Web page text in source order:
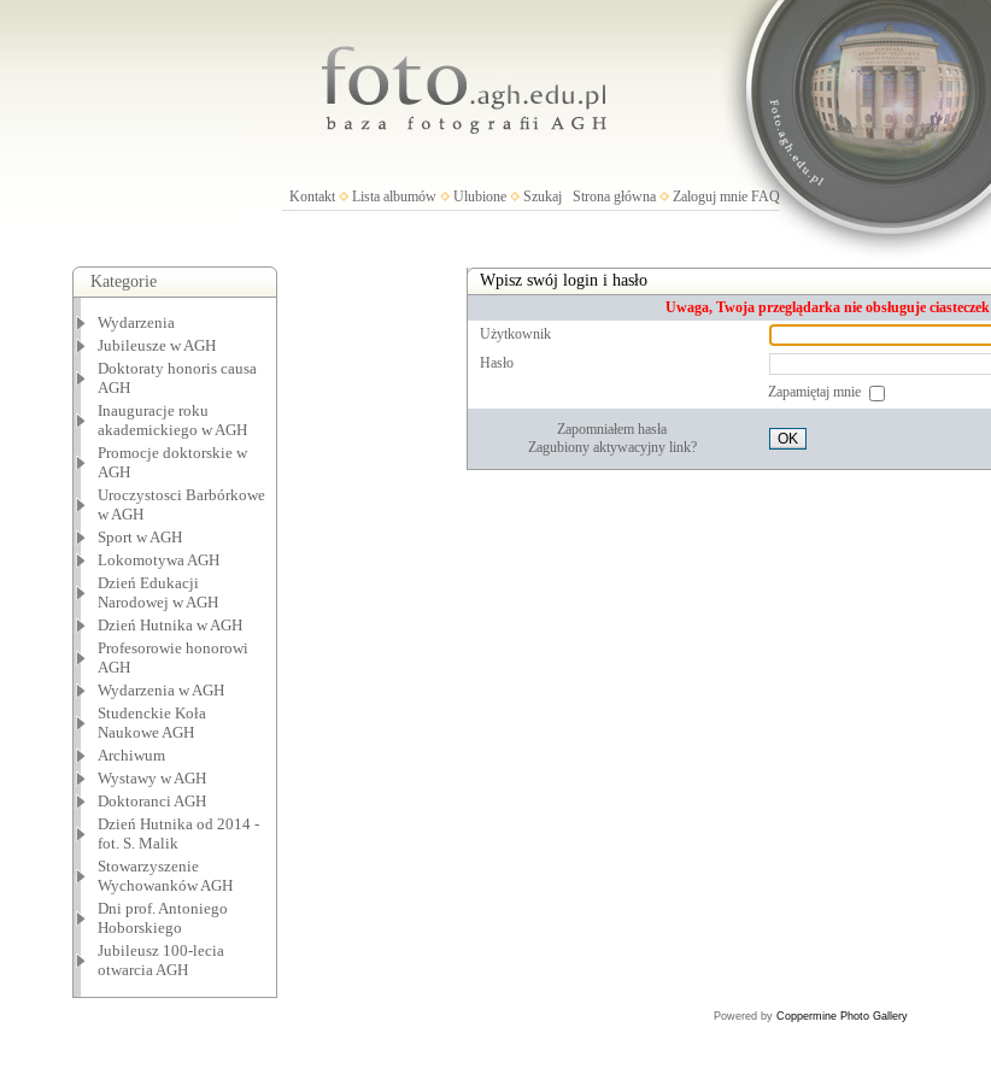
Kontakt Lista albumów Ulubione Szukaj Strona główna Zaloguj mnie FAQ
Kategorie
Wydarzenia
Jubileusze w AGH
Doktoraty honoris causa
AGH
Inauguracje roku
akademickiego w AGH
Promocje doktorskie w
AGH
Uroczystosci Barbórkowe
w AGH
Sport w AGH
Lokomotywa AGH
Dzień Edukacji
Narodowej w AGH
Dzień Hutnika w AGH
Profesorowie honorowi
AGH
Wydarzenia w AGH
Studenckie Koła
Naukowe AGH
Archiwum
Wystawy w AGH
Doktoranci AGH
Dzień Hutnika od 2014 -
fot. S. Malik
Stowarzyszenie
Wychowanków AGH
Dni prof. Antoniego
Hoborskiego
Jubileusz 100-lecia
otwarcia AGH
Wpisz swój login i hasło
Uwaga, Twoja przeglądarka nie obsługuje ciasteczek
Użytkownik
Hasło
Zapamiętaj mnie
Zapomniałem hasła
Zagubiony aktywacyjny link?
OK
Powered by Coppermine Photo Gallery